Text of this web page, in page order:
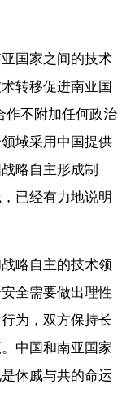
国家之间的技术
转移促进南亚国
作不附加任何政治
域采用中国提供
略自主形成制
已经有力地说明
略自主的技术领
全需要做出理性
为，双方保持长
中国和南亚国家
休戚与共的命运